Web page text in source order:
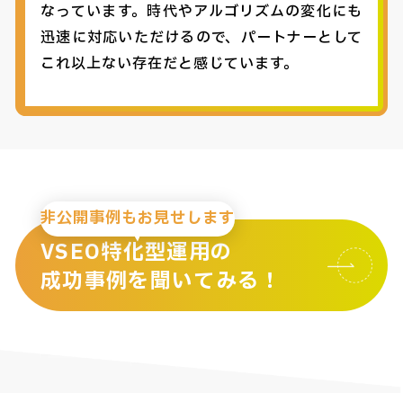
なっています。時代やアルゴリズムの変化にも
迅速に対応いただけるので、パートナーとして
これ以上ない存在だと感じています。
非公開事例もお見せします
VSEO特化型運用の
成功事例を聞いてみる！